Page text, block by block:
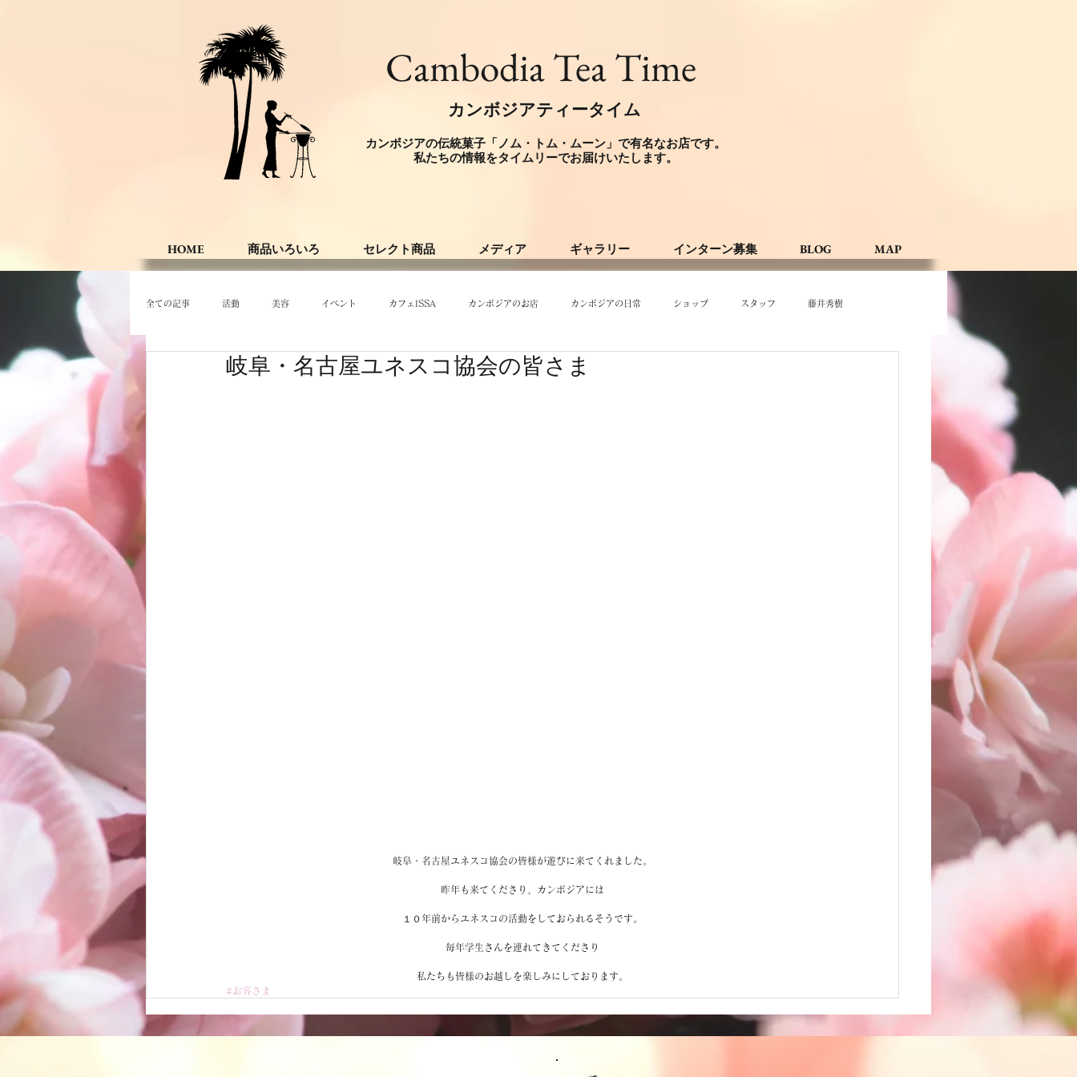
​Cambodia Tea Time
カンボジアティータイム
カンボジアの伝統菓子「ノム・トム・ムーン」で有名なお店です。
​私たちの情報をタイムリーでお届けいたします。
HOME 商品いろいろ セレクト商品 メディア ギャラリー インターン募集 BLOG MAP
全ての記事 活動 美容 イベント カフェISSA カンボジアのお店 カンボジアの日常 ショップ スタッフ 藤井秀樹
商品 ノムトムムーン
岐阜・名古屋ユネスコ協会の皆さま
岐阜・名古屋ユネスコ協会の皆様が遊びに来てくれました。
昨年も来てくださり、カンボジアには
１０年前からユネスコの活動をしておられるそうです。
毎年学生さんを連れてきてくださり
私たちも皆様のお越しを楽しみにしております。
#お客さま